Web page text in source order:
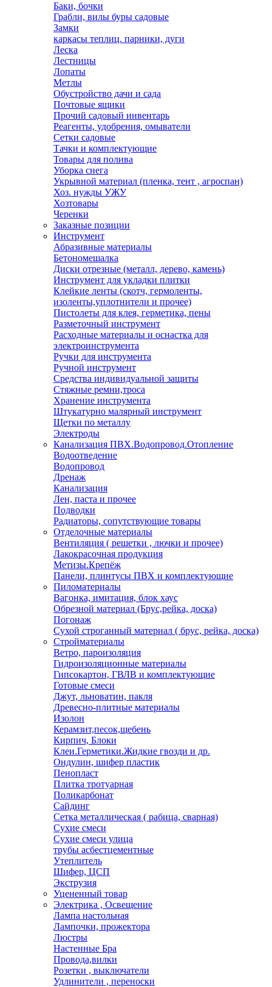
Баки, бочки
Грабли, вилы буры садовые
Замки
каркасы теплиц. парники, дуги
Леска
Лестницы
Лопаты
Метлы
Обустройство дачи и сада
Почтовые ящики
Прочий садовый инвентарь
Реагенты, удобрения, омыватели
Сетки садовые
Тачки и комплектующие
Товары для полива
Уборка снега
Укрывной материал (пленка, тент , агроспан)
Хоз. нужды УЖУ
Хозтовары
Черенки
Заказные позиции
Инструмент
Абразивные материалы
Бетономешалка
Диски отрезные (металл, дерево, камень)
Инструмент для укладки плитки
Клейкие ленты (скотч, гермоленты,
изоленты,уплотнители и прочее)
Пистолеты для клея, герметика, пены
Разметочный инструмент
Расходные материалы и оснастка для
электроинструмента
Ручки для инструмента
Ручной инструмент
Средства индивидуальной защиты
Стяжные ремни,троса
Хранение инструмента
Штукатурно малярный инструмент
Щетки по металлу
Электроды
Канализация ПВХ.Водопровод.Отопление
Водоотведение
Водопровод
Дренаж
Канализация
Лен, паста и прочее
Подводки
Радиаторы, сопутствующие товары
Отделочные материалы
Вентиляция ( решетки , лючки и прочее)
Лакокрасочная продукция
Метизы.Крепёж
Панели, плинтусы ПВХ и комплектующие
Пиломатериалы
Вагонка, имитация, блок хаус
Обрезной материал (Брус,рейка, доска)
Погонаж
Сухой строганный материал ( брус, рейка, доска)
Стройматериалы
Ветро, пароизоляция
Гидроизоляционные материалы
Гипсокартон, ГВЛВ и комплектующие
Готовые смеси
Джут, льноватин, пакля
Древесно-плитные материалы
Изолон
Керамзит,песок,щебень
Кирпич, Блоки
Клеи.Герметики.Жидкие гвозди и др.
Ондулин, шифер пластик
Пенопласт
Плитка тротуарная
Поликарбонат
Сайдинг
Сетка металлическая ( рабица, сварная)
Сухие смеси
Сухие смеси улица
трубы асбестцементные
Утеплитель
Шифер, ЦСП
Экструзия
Уцененный товар
Электрика , Освещение
Лампа настольная
Лампочки, прожектора
Люстры
Настенные Бра
Провода,вилки
Розетки , выключатели
Удлинители , переноски